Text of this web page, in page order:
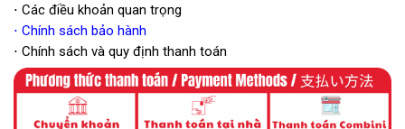
⋅ Các điều khoản quan trọng
⋅ Chính sách bảo hành
⋅ Chính sách và quy định thanh toán